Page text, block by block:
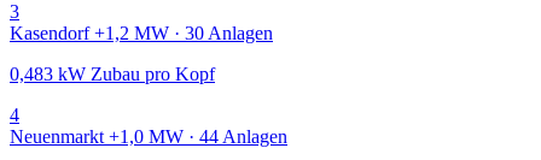
3
Kasendorf +1,2 MW · 30 Anlagen
0,483 kW Zubau pro Kopf
4
Neuenmarkt +1,0 MW · 44 Anlagen